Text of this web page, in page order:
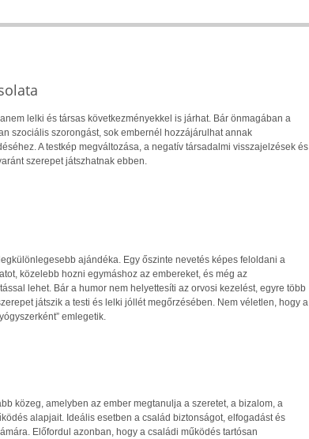
lelki és társas következményekkel is járhat. Bár önmagában a
szociális szorongást, sok embernél hozzájárulhat annak
A testkép megváltozása, a negatív társadalmi visszajelzések és
szerepet játszhatnak ebben.
ajándéka. Egy őszinte nevetés képes feloldani a
közelebb hozni egymáshoz az embereket, és még az
lehet. Bár a humor nem helyettesíti az orvosi kezelést, egyre több
játszik a testi és lelki jóllét megőrzésében. Nem véletlen, hogy a
emlegetik.
közeg, amelyben az ember megtanulja a szeretet, a bizalom, a
alapjait. Ideális esetben a család biztonságot, elfogadást és
Előfordul azonban, hogy a családi működés tartósan